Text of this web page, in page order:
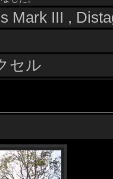
Mark III ,
セル